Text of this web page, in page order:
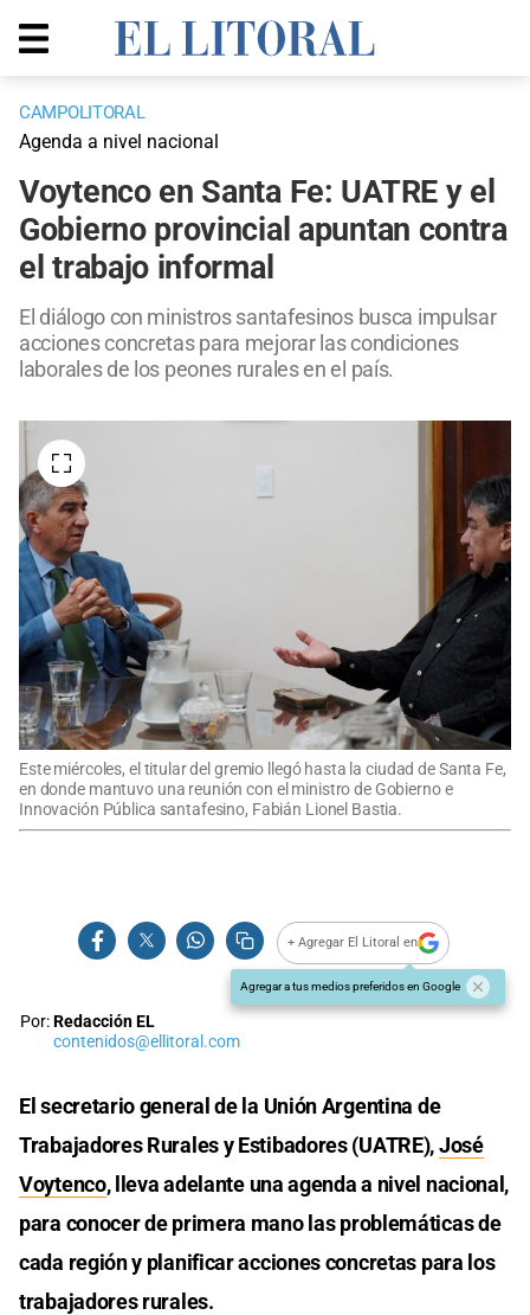
CAMPOLITORAL
Agenda a nivel nacional
Voytenco en Santa Fe: UATRE y el
Gobierno provincial apuntan contra
el trabajo informal
El diálogo con ministros santafesinos busca impulsar
acciones concretas para mejorar las condiciones
laborales de los peones rurales en el país.
Este miércoles, el titular del gremio llegó hasta la ciudad de Santa Fe,
en donde mantuvo una reunión con el ministro de Gobierno e
Innovación Pública santafesino, Fabián Lionel Bastia.
+ Agregar El Litoral en
Agregar a tus medios preferidos en Google
Por:Redacción EL
contenidos@ellitoral.com
El secretario general de la Unión Argentina de
Trabajadores Rurales y Estibadores (UATRE),José
Voytenco, lleva adelante una agenda a nivel nacional,
para conocer de primera mano las problemáticas de
cada región y planificar acciones concretas para los
trabajadores rurales.